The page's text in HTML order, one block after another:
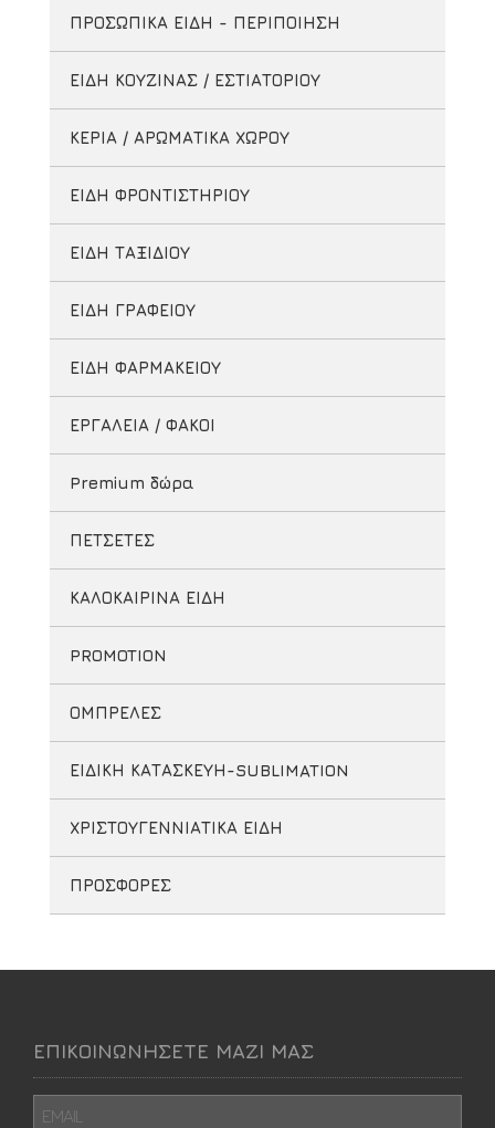
ΠΡΟΣΩΠΙΚΑ ΕΙΔΗ - ΠΕΡΙΠΟΙΗΣΗ
ΕΙΔΗ ΚΟΥΖΙΝΑΣ / ΕΣΤΙΑΤΟΡΙΟΥ
ΚΕΡΙΑ / ΑΡΩΜΑΤΙΚΑ ΧΩΡΟΥ
ΕΙΔΗ ΦΡΟΝΤΙΣΤΗΡΙΟΥ
ΕΙΔΗ ΤΑΞΙΔΙΟΥ
ΕΙΔΗ ΓΡΑΦΕΙΟΥ
ΕΙΔΗ ΦΑΡΜΑΚΕΙΟΥ
ΕΡΓΑΛΕΙΑ / ΦΑΚΟΙ
Premium δώρα
ΠΕΤΣΕΤΕΣ
ΚΑΛΟΚΑΙΡΙΝΑ ΕΙΔΗ
PROMOTION
ΟΜΠΡΕΛΕΣ
ΕΙΔΙΚΗ ΚΑΤΑΣΚΕΥΗ-SUBLIMATION
ΧΡΙΣΤΟΥΓΕΝΝΙΑΤΙΚΑ ΕΙΔΗ
ΠΡΟΣΦΟΡΕΣ
ΕΠΙΚΟΙΝΩΝΗΣΕΤΕ ΜΑΖΙ ΜΑΣ